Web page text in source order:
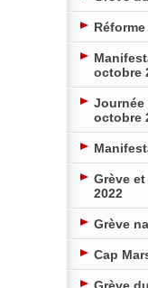
octobre
Journée
octobre
Grève
2022
Grève
Cap
Grève